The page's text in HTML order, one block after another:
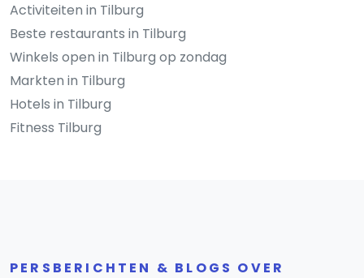
Activiteiten in Tilburg
Beste restaurants in Tilburg
Winkels open in Tilburg op zondag
Markten in Tilburg
Hotels in Tilburg
Fitness Tilburg
PERSBERICHTEN & BLOGS OVER